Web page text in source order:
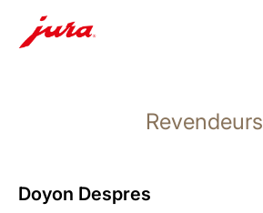
recherche
Revendeurs
Doyon Despres